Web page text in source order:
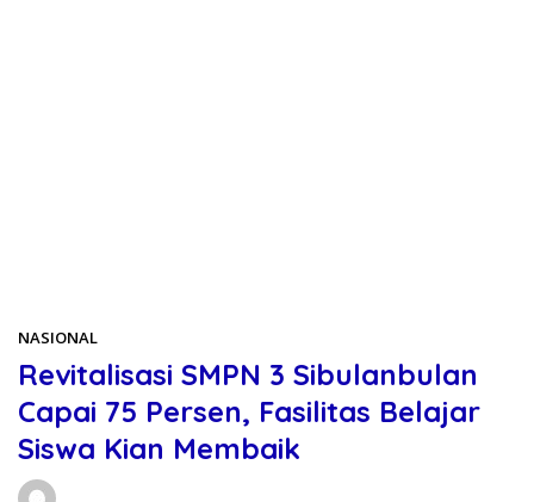
NASIONAL
Revitalisasi SMPN 3 Sibulanbulan
Capai 75 Persen, Fasilitas Belajar
Siswa Kian Membaik